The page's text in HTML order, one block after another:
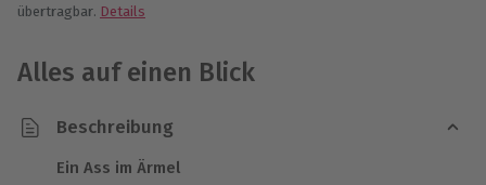
übertragbar. Details
Alles auf einen Blick
Beschreibung
Ein Ass im Ärmel